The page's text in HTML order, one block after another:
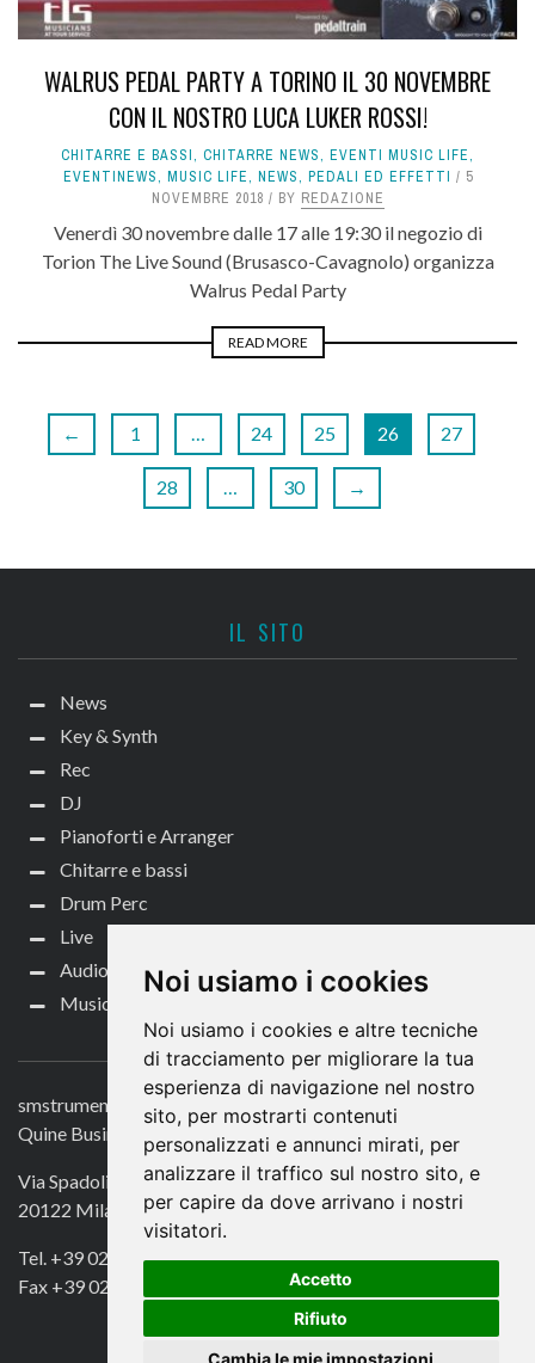
Noi usiamo i cookies
Noi usiamo i cookies e altre tecniche
di tracciamento per migliorare la tua
esperienza di navigazione nel nostro
sito, per mostrarti contenuti
personalizzati e annunci mirati, per
analizzare il traffico sul nostro sito, e
per capire da dove arrivano i nostri
visitatori.
Accetto
Rifiuto
Cambia le mie impostazioni
WALRUS PEDAL PARTY A TORINO IL 30 NOVEMBRE
CON IL NOSTRO LUCA LUKER ROSSI!
CHITARRE E BASSI, CHITARRE NEWS, EVENTI MUSIC LIFE,
EVENTINEWS, MUSIC LIFE, NEWS, PEDALI ED EFFETTI
5
NOVEMBRE 2018
BY REDAZIONE
Venerdì 30 novembre dalle 17 alle 19:30 il negozio di
Torion The Live Sound (Brusasco-Cavagnolo) organizza
Walrus Pedal Party
READ MORE
← 1 24 25 26 27
28 30 →
IL SITO
News
Key & Synth
Rec
DJ
Pianoforti e Arranger
Chitarre e bassi
Drum Perc
Live
Audio per video
Music Life
CONTATTACI
smstrumentimusicali.it
Quine Business Publisher
Via Spadolini 7
20122 Milano
Tel. +39 02 49756990
Fax +39 02 72016740